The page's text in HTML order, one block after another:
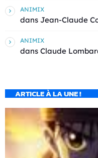
ANIMIX
dans Jean-Claude
ANIMIX
dans Claude
ARTICLE À LA UNE !